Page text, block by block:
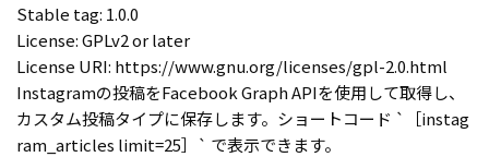
Stable tag: 1.0.0
License: GPLv2 or later
License URI: https://www.gnu.org/licenses/gpl-2.0.html
Instagramの投稿をFacebook Graph APIを使用して取得し、
カスタム投稿タイプに保存します。ショートコード `［instag
ram_articles limit=25］` で表示できます。